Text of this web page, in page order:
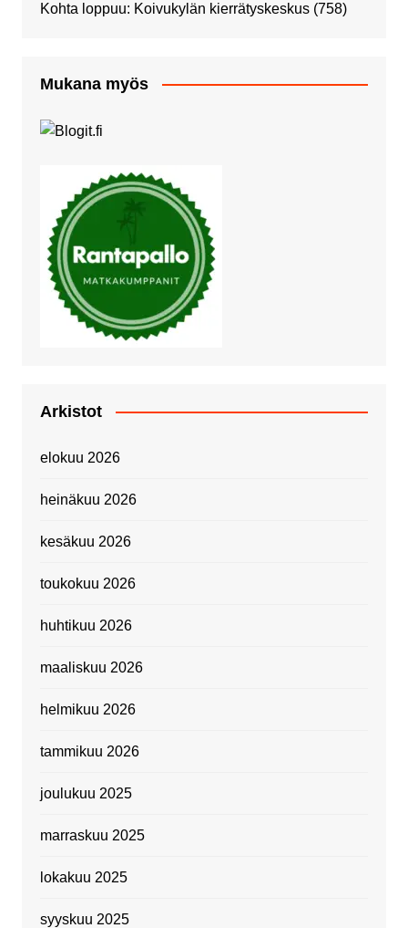
Kohta loppuu: Koivukylän kierrätyskeskus (758)
Mukana myös
Arkistot
elokuu 2026
heinäkuu 2026
kesäkuu 2026
toukokuu 2026
huhtikuu 2026
maaliskuu 2026
helmikuu 2026
tammikuu 2026
joulukuu 2025
marraskuu 2025
lokakuu 2025
syyskuu 2025